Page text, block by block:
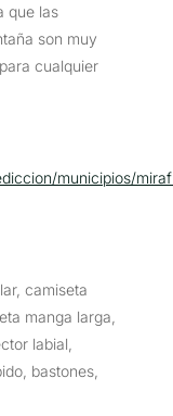
que las
son muy
cualquier
municipios/
camiseta
manga larga,
labial,
bastones,